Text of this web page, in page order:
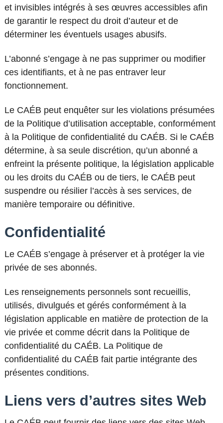
et invisibles intégrés à ses œuvres accessibles afin
de garantir le respect du droit d’auteur et de
déterminer les éventuels usages abusifs.
L’abonné s’engage à ne pas supprimer ou modifier
ces identifiants, et à ne pas entraver leur
fonctionnement.
Le CAÉB peut enquêter sur les violations présumées
de la Politique d’utilisation acceptable, conformément
à la Politique de confidentialité du CAÉB. Si le CAÉB
détermine, à sa seule discrétion, qu’un abonné a
enfreint la présente politique, la législation applicable
ou les droits du CAÉB ou de tiers, le CAÉB peut
suspendre ou résilier l’accès à ses services, de
manière temporaire ou définitive.
Confidentialité
Le CAÉB s’engage à préserver et à protéger la vie
privée de ses abonnés.
Les renseignements personnels sont recueillis,
utilisés, divulgués et gérés conformément à la
législation applicable en matière de protection de la
vie privée et comme décrit dans la Politique de
confidentialité du CAÉB. La Politique de
confidentialité du CAÉB fait partie intégrante des
présentes conditions.
Liens vers d’autres sites Web